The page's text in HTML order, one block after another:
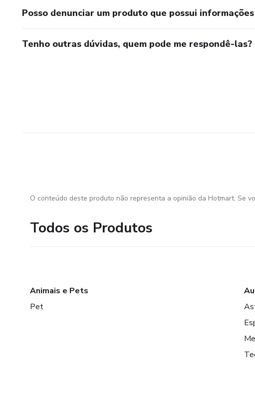
Posso denunciar um produto que possui
Tenho outras dúvidas, quem pode me respondê-las?
O conteúdo deste produto não representa a opinião da Hotmart. Se
Todos os Produtos
Animais e Pets
Pet